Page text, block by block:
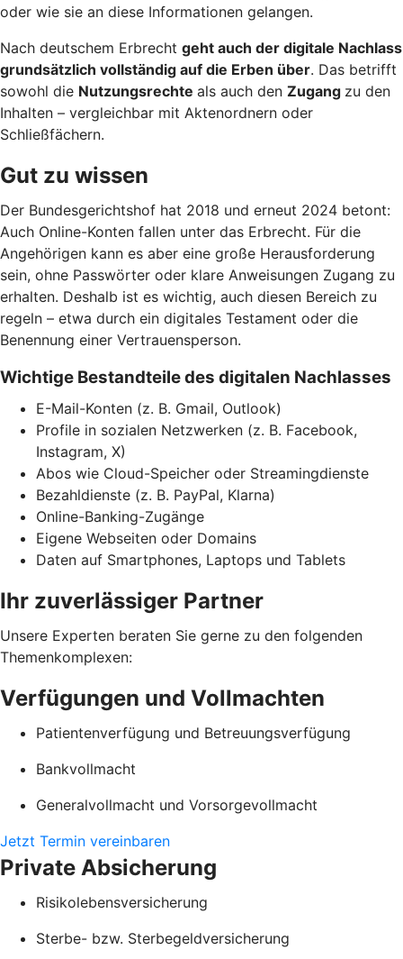
oder wie sie an diese Informationen gelangen.
Nach deutschem Erbrecht geht auch der digitale Nachlass
grundsätzlich vollständig auf die Erben über. Das betrifft
sowohl die Nutzungsrechte als auch den Zugang zu den
Inhalten – vergleichbar mit Aktenordnern oder
Schließfächern.
Gut zu wissen
Der Bundesgerichtshof hat 2018 und erneut 2024 betont:
Auch Online-Konten fallen unter das Erbrecht. Für die
Angehörigen kann es aber eine große Herausforderung
sein, ohne Passwörter oder klare Anweisungen Zugang zu
erhalten. Deshalb ist es wichtig, auch diesen Bereich zu
regeln – etwa durch ein digitales Testament oder die
Benennung einer Vertrauensperson.
Wichtige Bestandteile des digitalen Nachlasses
E-Mail-Konten (z. B. Gmail, Outlook)
Profile in sozialen Netzwerken (z. B. Facebook,
Instagram, X)
Abos wie Cloud-Speicher oder Streamingdienste
Bezahldienste (z. B. PayPal, Klarna)
Online-Banking-Zugänge
Eigene Webseiten oder Domains
Daten auf Smartphones, Laptops und Tablets
Ihr zuverlässiger Partner
Unsere Experten beraten Sie gerne zu den folgenden
Themenkomplexen:
Verfügungen und Vollmachten
Patientenverfügung und Betreuungsverfügung
Bankvollmacht
Generalvollmacht und Vorsorgevollmacht
Jetzt Termin vereinbaren
Private Absicherung
Risikolebensversicherung
Sterbe- bzw. Sterbegeldversicherung